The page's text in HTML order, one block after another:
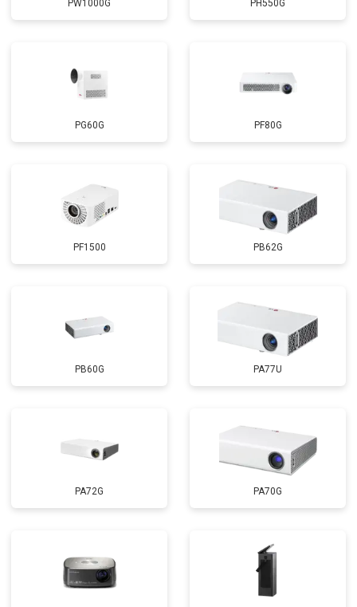
PW1000G PH550G
PG60G PF80G
PF1500 PB62G
PB60G PA77U
PA72G PA70G